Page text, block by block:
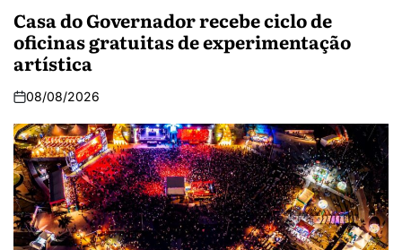
Casa do Governador recebe ciclo de
oficinas gratuitas de experimentação
artística
08/08/2026